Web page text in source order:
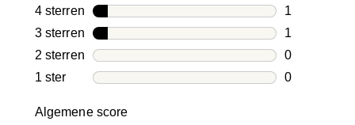
10
4 sterren sterren
1
1
3 sterren sterren
1
1
2 sterren sterren
0
0
1 ster sterren
0
Algemene score